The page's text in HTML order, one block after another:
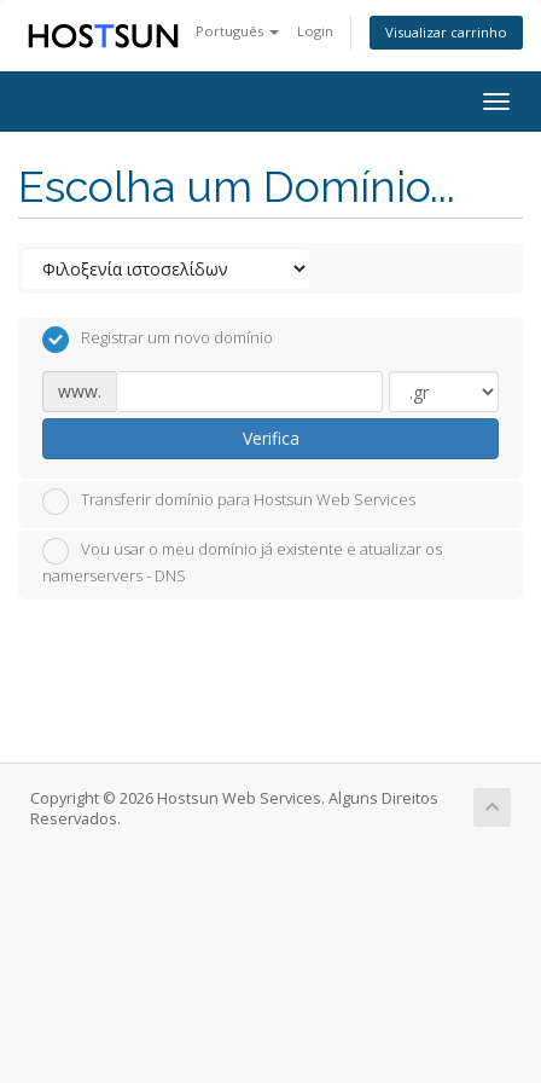
Português Login Visualizar carrinho
Escolha um Domínio...
Registrar um novo domínio
www.
Verifica
Transferir domínio para Hostsun Web Services
Vou usar o meu domínio já existente e atualizar os
namerservers - DNS
Copyright © 2026 Hostsun Web Services. Alguns Direitos
Reservados.